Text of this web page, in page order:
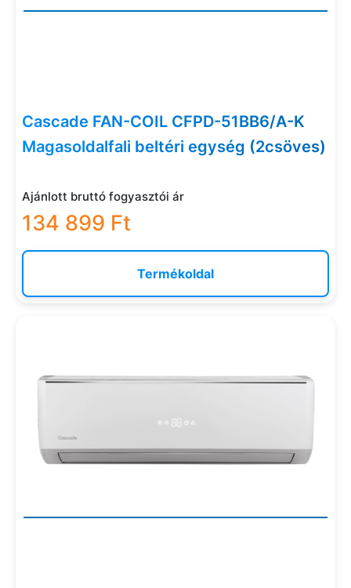
Cascade FAN-COIL CFPD-51BB6/A-K
Magasoldalfali beltéri egység (2csöves)
Ajánlott bruttó fogyasztói ár
134 899 Ft
Termékoldal